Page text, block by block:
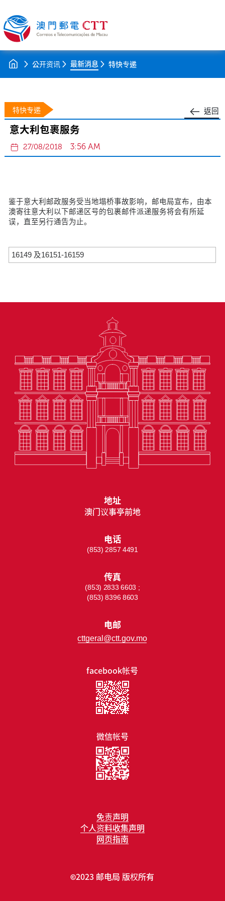
公开资讯 最新消息 特快专递
返回
特快专递
意大利包裹服务
27/08/2018 3:56 AM
鉴于意大利邮政服务受当地塌桥事故影响，邮电局宣布，由本
澳寄往意大利以下邮递区号的包裹邮件派递服务将会有所延
误，直至另行通告为止。
16149 及16151-16159
免责声明
个人资料收集声明
网页指南
facebook帐号
微信帐号
地址
澳门议事亭前地
电话
(853) 2857 4491
传真
(853) 2833 6603 ;
(853) 8396 8603
电邮
cttgeral@ctt.gov.mo
©2023 邮电局 版权所有